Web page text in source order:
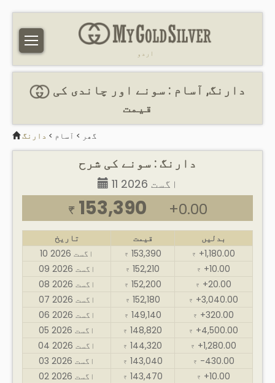
اردو
قیمت
گھر > آسام > دارنگ
دارنگ : سونے کی شرح
11 اگست 2026
₹ 153,390 +0.00
تاریخ قیمت
بدلیں
10 اگست 2026
₹ 153,390 ₹ +1,180.00
09 اگست 2026
₹ 152,210 ₹ +10.00
08 اگست 2026
₹ 152,200 ₹ +20.00
07 اگست 2026
₹ 152,180 ₹ +3,040.00
06 اگست 2026
₹ 149,140 ₹ +320.00
05 اگست 2026
₹ 148,820 ₹ +4,500.00
04 اگست 2026
₹ 144,320 ₹ +1,280.00
03 اگست 2026
₹ 143,040 ₹ -430.00
02 اگست 2026
₹ 143,470 ₹ +10.00